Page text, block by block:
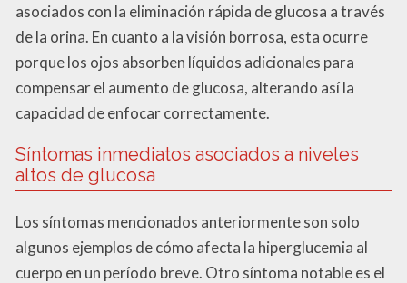
asociados con la eliminación rápida de glucosa a través
de la orina. En cuanto a la visión borrosa, esta ocurre
porque los ojos absorben líquidos adicionales para
compensar el aumento de glucosa, alterando así la
capacidad de enfocar correctamente.
Síntomas inmediatos asociados a niveles
altos de glucosa
Los síntomas mencionados anteriormente son solo
algunos ejemplos de cómo afecta la hiperglucemia al
cuerpo en un período breve. Otro síntoma notable es el